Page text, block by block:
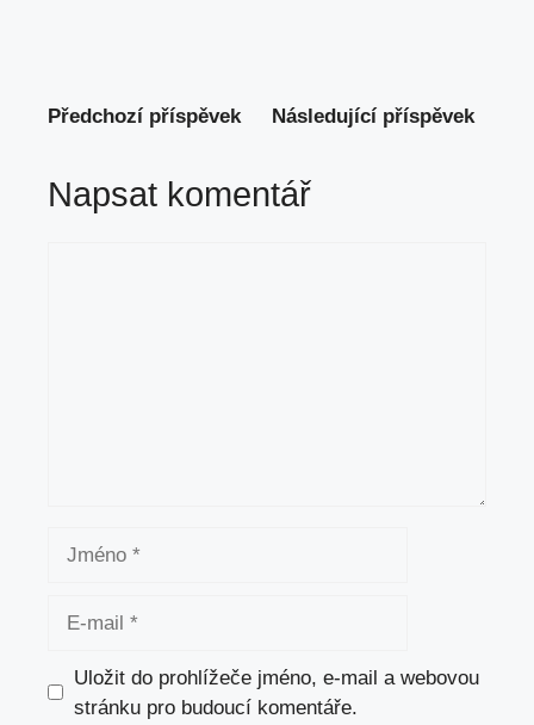
Předchozí příspěvek Následující příspěvek
Napsat komentář
Uložit do prohlížeče jméno, e-mail a webovou
stránku pro budoucí komentáře.